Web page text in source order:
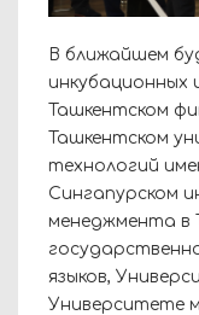
В ближайшем
Ташкентском
Ташкентском
технологий
Сингапурском
менеджмента в
языков,
Университете